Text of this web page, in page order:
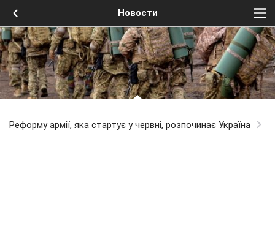
Новости
Реформу армії, яка стартує у червні, розпочинає Україна